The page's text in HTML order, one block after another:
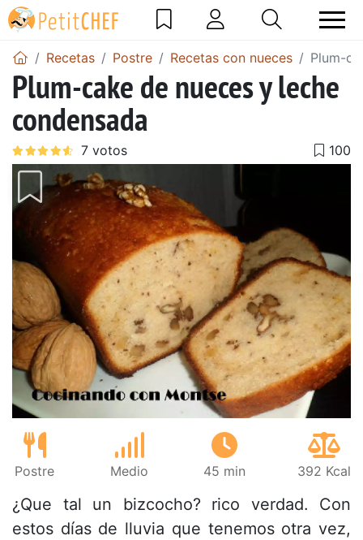
Recetas Postre Recetas con nueces Plum-
Plum-cake de nueces y leche
condensada
Postre Medio 45 min 392 Kcal
¿Que tal un bizcocho? rico verdad. Con
estos días de lluvia que tenemos otra vez,